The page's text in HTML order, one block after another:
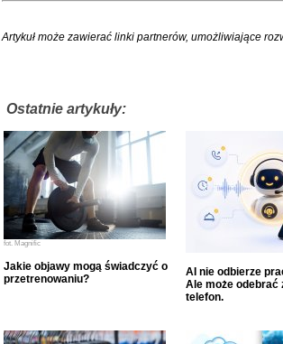
Artykuł może zawierać linki partnerów, umożliwiające
Ostatnie artykuły:
fot. Magnific
Jakie objawy mogą świadczyć o
przetrenowaniu?
AI nie odbierze
Ale może odebrać
telefon.